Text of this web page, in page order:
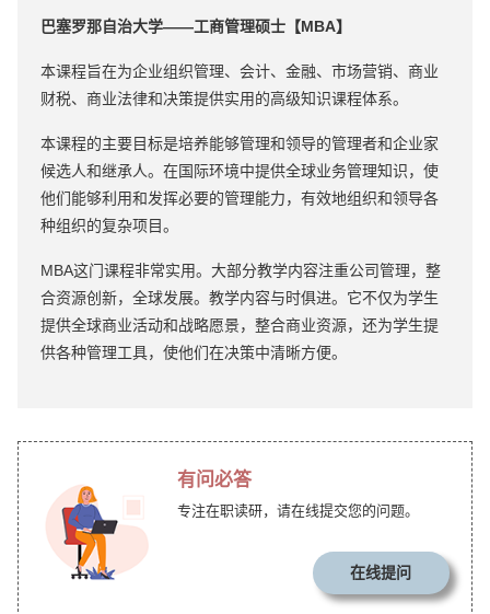
巴塞罗那自治大学——工商管理硕士【MBA】
本课程旨在为企业组织管理、会计、金融、市场营销、商业
财税、商业法律和决策提供实用的高级知识课程体系。
本课程的主要目标是培养能够管理和领导的管理者和企业家
候选人和继承人。在国际环境中提供全球业务管理知识，使
他们能够利用和发挥必要的管理能力，有效地组织和领导各
种组织的复杂项目。
MBA这门课程非常实用。大部分教学内容注重公司管理，整
合资源创新，全球发展。教学内容与时俱进。它不仅为学生
提供全球商业活动和战略愿景，整合商业资源，还为学生提
供各种管理工具，使他们在决策中清晰方便。
有问必答
专注在职读研，请在线提交您的问题。
在线提问